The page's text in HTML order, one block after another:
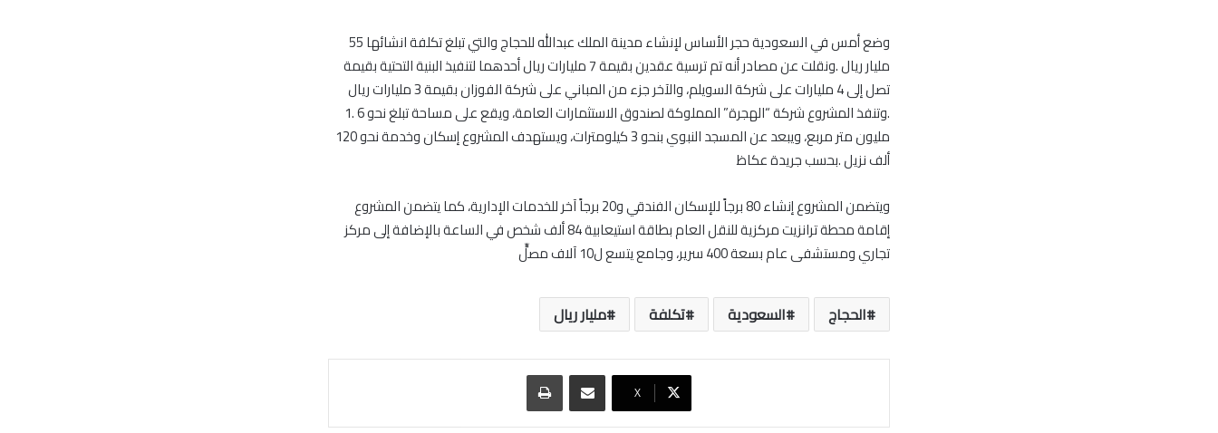
وضع أمس في السعودية حجر الأساس لإنشاء مدينة الملك عبدالله للحجاج والتي تبلغ تكلفة انشائها 55
مليار ريال .ونقلت عن مصادر أنه تم ترسية عقدين بقيمة 7 مليارات ريال أحدهما لتنفيذ البنية التحتية بقيمة
تصل إلى 4 مليارات على شركة السويلم، والآخر جزء من المباني على شركة الفوزان بقيمة 3 مليارات ريال
.وتنفذ المشروع شركة “الهجرة” المملوكة لصندوق الاستثمارات العامة، ويقع على مساحة تبلغ نحو 6 .1
مليون متر مربع، ويبعد عن المسجد النبوي بنحو 3 كيلومترات، ويستهدف المشروع إسكان وخدمة نحو 120
ألف نزيل .بحسب جريدة عكاظ
ويتضمن المشروع إنشاء 80 برجاً للإسكان الفندقي و20 برجاً آخر للخدمات الإدارية، كما يتضمن المشروع
إقامة محطة ترانزيت مركزية للنقل العام بطاقة استيعابية 84 ألف شخص في الساعة بالإضافة إلى مركز
تجاري ومستشفى عام بسعة 400 سرير، وجامع يتسع ل10 آلاف مصلٍّ
الحجاج السعودية تكلفة مليار ريال
‫X
مشاركة عبر البريد طباعة